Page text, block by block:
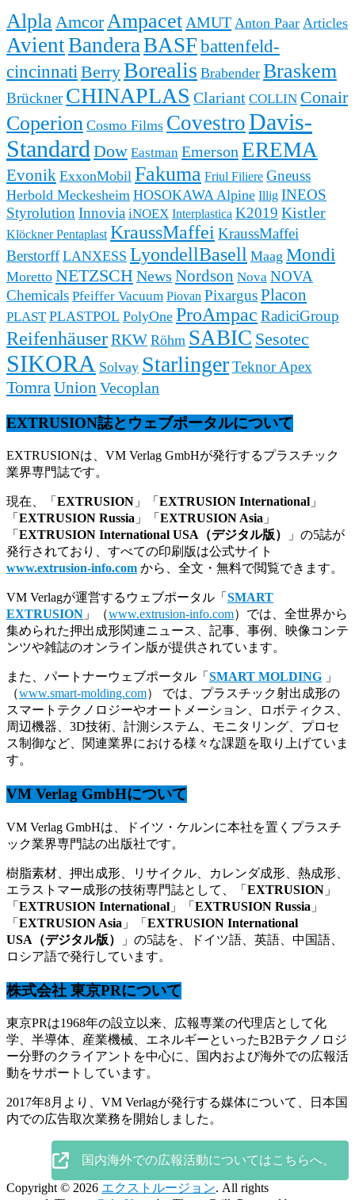
2
号
は
AlplaAmcorAmpacet AMUT Anton Paar Articles
AvientBanderaBASF battenfeld-
cincinnatiBerryBorealis Brabender Braskem
Brückner CHINAPLAS Clariant COLLIN Conair
Coperion Cosmo Films CovestroDavis-
Standard Dow Eastman Emerson EREMA
Evonik ExxonMobil Fakuma Friul Filiere Gneuss
Herbold Meckesheim HOSOKAWA Alpine Illig INEOS
Styrolution Innovia iNOEX Interplastica K2019 Kistler
Klöckner Pentaplast KraussMaffei KraussMaffei
Berstorff LANXESS LyondellBasell Maag Mondi
Moretto NETZSCHNews Nordson Nova NOVA
Chemicals Pfeiffer Vacuum Piovan PixargusPlacon
PLAST PLASTPOL PolyOne ProAmpac RadiciGroup
ReifenhäuserRKW Röhm SABIC Sesotec
SIKORA Solvay StarlingerTeknor Apex
TomraUnion Vecoplan
EXTRUSION誌とウェブポータルについて
EXTRUSIONは、VM Verlag GmbHが発行するプラスチック
業界専門誌です。
現在、「 EXTRUSION 」「 EXTRUSION International 」
「 EXTRUSION Russia 」「 EXTRUSION Asia 」
「 EXTRUSION International USA（デジタル版）
」の5誌が
発行されており、すべての印刷版は公式サイト
www.extrusion-info.com から、全文・無料で閲覧できます。
VM Verlagが運営するウェブポータル「 SMART
EXTRUSION 」（www.extrusion-info.com）では、全世界から
集められた押出成形関連ニュース、記事、事例、映像コンテ
ンツや雑誌のオンライン版が提供されています。
また、パートナーウェブポータル「 SMART MOLDING 」
（www.smart-molding.com） では、プラスチック射出成形の
スマートテクノロジーやオートメーション、ロボティクス、
周辺機器、3D技術、計測システム、モニタリング、プロセ
ス制御など、関連業界における様々な課題を取り上げていま
す。
VM Verlag GmbHについて
VM Verlag GmbHは、ドイツ・ケルンに本社を置くプラスチ
ック業界専門誌の出版社です。
樹脂素材、押出成形、リサイクル、カレンダ成形、熱成形、
エラストマー成形の技術専門誌として、「 EXTRUSION 」
「 EXTRUSION International 」「 EXTRUSION Russia 」
「 EXTRUSION Asia 」「 EXTRUSION International
USA（デジタル版）
」の5誌を、ドイツ語、英語、中国語、
ロシア語で発行しています。
株式会社 東京PRについて
東京PRは1968年の設立以来、広報専業の代理店として化
学、半導体、産業機械、エネルギーといったB2Bテクノロジ
ー分野のクライアントを中心に、国内および海外での広報活
動をサポートしています。
2017年8月より、VM Verlagが発行する媒体について、日本国
内での広告取次業務を開始しました。
国内海外での広報活動についてはこちらへ。
Copyright © 2026 エクストルージョン. All rights